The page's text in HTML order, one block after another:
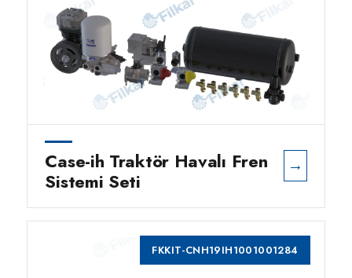
Case-ih Traktör Havalı Fren
Sistemi Seti
→
FKKIT-CNH19IH1001001284